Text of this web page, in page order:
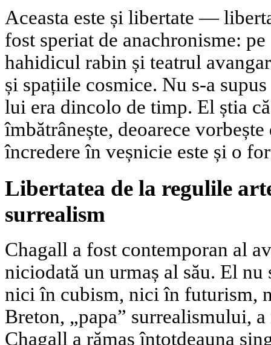
Aceasta este și libertate —
fost speriat de anachronisme:
hahidicul rabin și teatrul
și spațiile cosmice. Nu s-a
lui era dincolo de timp. El știa
îmbătrânește, deoarece
încredere în veșnicie este și o
Libertatea de la regulile
surrealism
Chagall a fost contemporan al
niciodată un urmaș al său. El
nici în cubism, nici în futurism,
Breton, „papa” surrealismului,
Chagall a rămas întotdeauna